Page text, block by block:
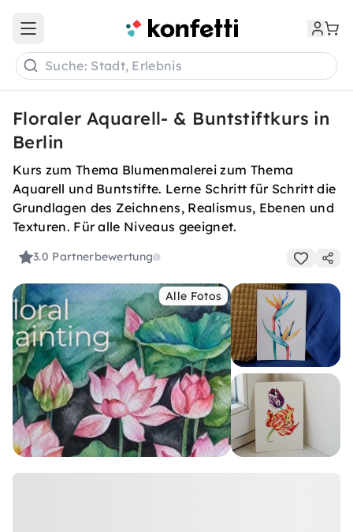
Open main menu
Suche: Stadt, Erlebnis
Floraler Aquarell- & Buntstiftkurs in
Berlin
Kurs zum Thema Blumenmalerei zum Thema
Aquarell und Buntstifte. Lerne Schritt für Schritt die
Grundlagen des Zeichnens, Realismus, Ebenen und
Texturen. Für alle Niveaus geeignet.
3.0 Partnerbewertung
Alle Fotos